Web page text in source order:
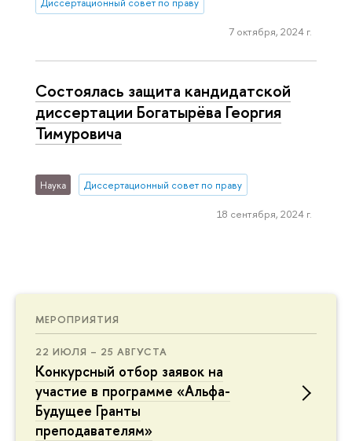
МЕРОПРИЯТИЯ
22 ИЮЛЯ – 25 АВГУСТА
Конкурсный отбор заявок на
участие в программе «Альфа-
Будущее Гранты
преподавателям»
Диссертационный совет по праву
7 октября, 2024 г.
Состоялась защита кандидатской
диссертации Богатырёва Георгия
Тимуровича
Наука Диссертационный совет по праву
18 сентября, 2024 г.